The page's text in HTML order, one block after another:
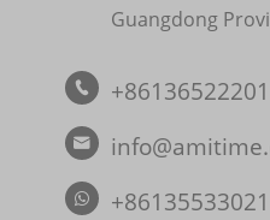
Guangdong

